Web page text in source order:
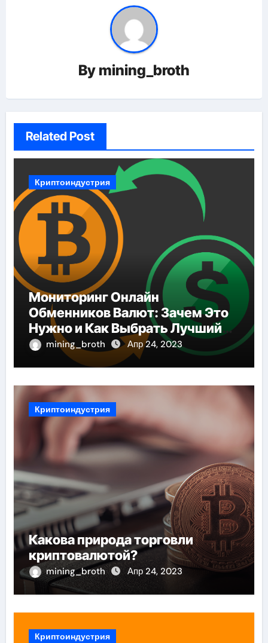
By mining_broth
Related Post
Криптоиндустрия
Мониторинг Онлайн
Обменников Валют: Зачем Это
Нужно и Как Выбрать Лучший
Сервис
mining_broth Апр 24, 2023
Криптоиндустрия
Какова природа торговли
криптовалютой?
mining_broth Апр 24, 2023
Криптоиндустрия